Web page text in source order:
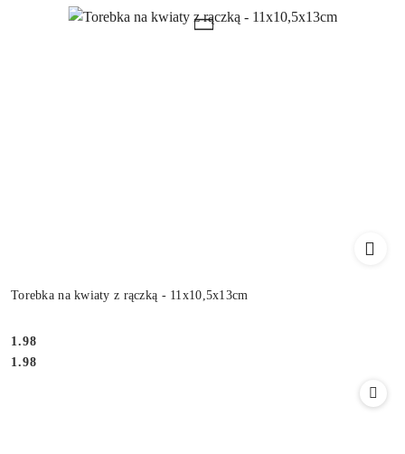
Torebka na kwiaty z rączką - 11x10,5x13cm
Cena:
1.98
Cena:
1.98